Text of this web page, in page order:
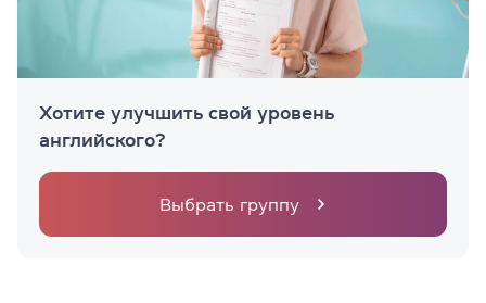
Хотите улучшить свой уровень
английского?
Выбрать группу